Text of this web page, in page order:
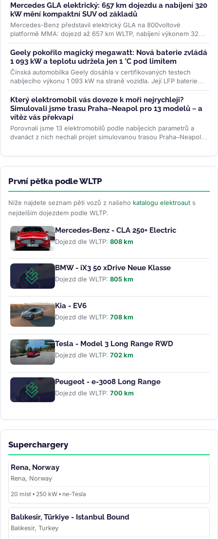
Mercedes GLA elektrický: 657 km dojezdu a nabíjení 320
kW mění kompaktní SUV od základů
Mercedes-Benz představil elektrický GLA na 800voltové
platformě MMA: dojezd až 657 km WLTP, nabíjení výkonem 320
kW a plnění na 80 % za 22...>>
Geely pokořilo magický megawatt: Nová baterie zvládá
1 093 kW a teplotu udržela jen 1 °C pod limitem
Čínská automobilka Geely dosáhla v certifikovaných testech
nabíjecího výkonu 1 093 kW na straně vozidla. Její LFP baterie
Aegis Gold Brick...>>
Který elektromobil vás doveze k moři nejrychleji?
Simulovali jsme trasu Praha–Neapol pro 13 modelů – a
vítěz vás překvapí
Porovnali jsme 13 elektromobilů podle nabíjecích parametrů a
dvanáct z nich nechali projet simulovanou trasou Praha–Neapol v
První pětka podle WLTP
Níže najdete seznam pěti vozů z našeho katalogu elektroaut s
nejdelším dojezdem podle WLTP.
Mercedes-Benz - CLA 250+ Electric
Dojezd dle WLTP: 808 km
BMW - iX3 50 xDrive Neue Klasse
Dojezd dle WLTP: 805 km
Kia - EV6
Dojezd dle WLTP: 708 km
Tesla - Model 3 Long Range RWD
Dojezd dle WLTP: 702 km
Peugeot - e-3008 Long Range
Dojezd dle WLTP: 700 km
Superchargery
Rena, Norway
Rena, Norway
20 míst • 250 kW • ne-Tesla
Balıkesir, Türkiye - Istanbul Bound
Balıkesir, Turkey